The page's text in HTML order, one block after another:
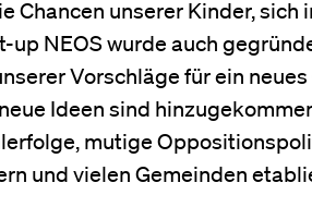
Chancen unserer Kinder, sich
NEOS wurde auch
Vorschläge für ein
Ideen sind
mutige
und vielen Gemeinden